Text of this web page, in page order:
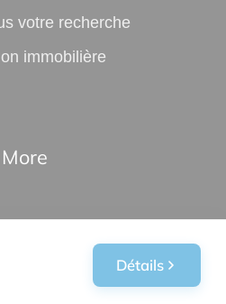
Détails
votre recherche
immobilière
More
• Accessibility statement